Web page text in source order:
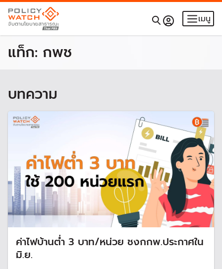
เมนู
แท็ก: กพช
บทความ
ค่าไฟบ้านต่ำ 3 บาท/หน่วย ชงกกพ.ประกาศใน
มิ.ย.